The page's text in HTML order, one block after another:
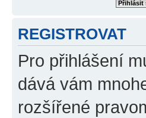
REGISTROVAT
Pro přihlášení
dává vám
rozšířené